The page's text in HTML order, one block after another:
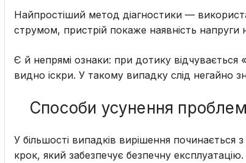
Найпростіший метод діагностики —
струмом, пристрій покаже наявність напруги
Є й непрямі ознаки: при дотику відчувається
видно іскри. У такому випадку слід негайно
Способи усунення
У більшості випадків вирішення
крок, який забезпечує безпечну експлуатацію.